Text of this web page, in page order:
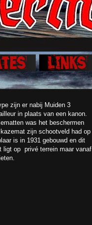
zijn er nabij Muiden 3
in plaats van een kanon.
was het beschermen
zijn schootveld had op
is in 1931 gebouwd en dit
ligt op privé terrein maar vanaf